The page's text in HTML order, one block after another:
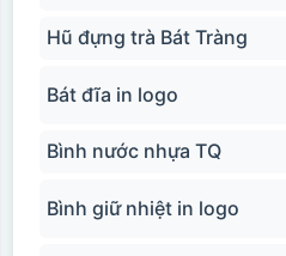
Hũ đựng trà Bát Tràng
Bát đĩa in logo
Bình nước nhựa TQ
Bình giữ nhiệt in logo